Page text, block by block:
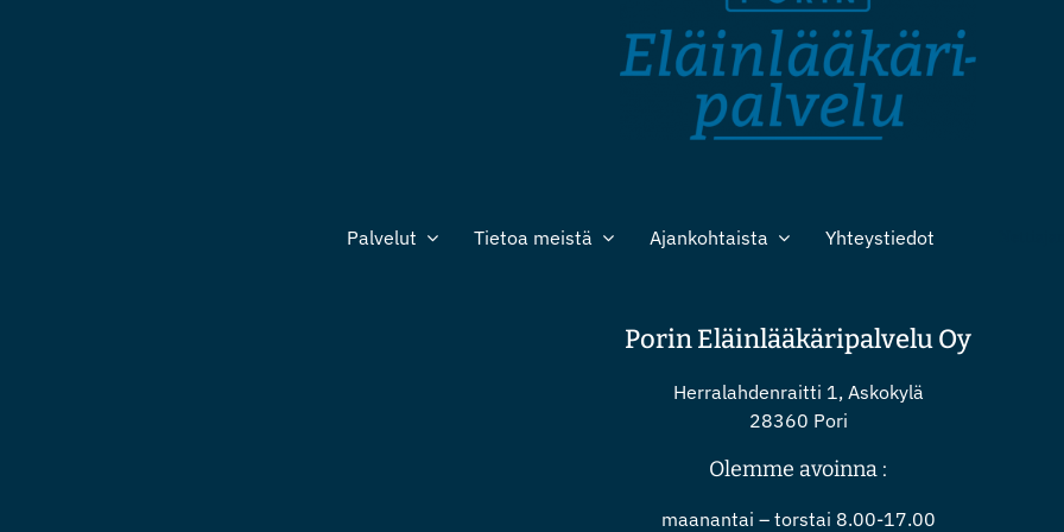
Palvelut Tietoa meistä Ajankohtaista Yhteystiedot
Porin Eläinlääkäripalvelu Oy
Herralahdenraitti 1, Askokylä
28360 Pori
Olemme avoinna :
maanantai – torstai 8.00-17.00